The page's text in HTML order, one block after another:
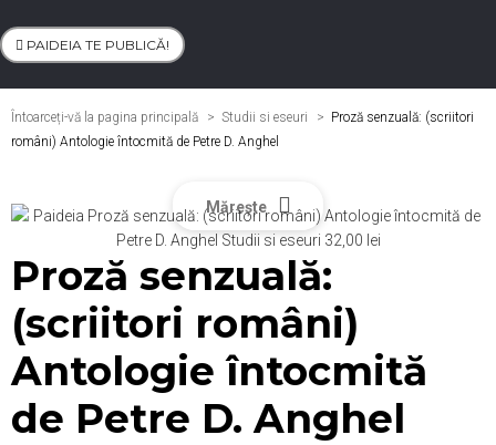
PAIDEIA TE PUBLICĂ!
Întoarceți-vă la pagina principală Studii si eseuri > Proză senzuală: (scriitori
români) Antologie întocmită de Petre D. Anghel
Mărește
Proză senzuală:
(scriitori români)
Antologie întocmită
de Petre D. Anghel